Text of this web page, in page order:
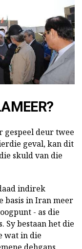
gespeel deur twee
geval, kan dit
skuld van die
indirek
basis in Iran meer
- as die
Sy bestaan het die
wat in die